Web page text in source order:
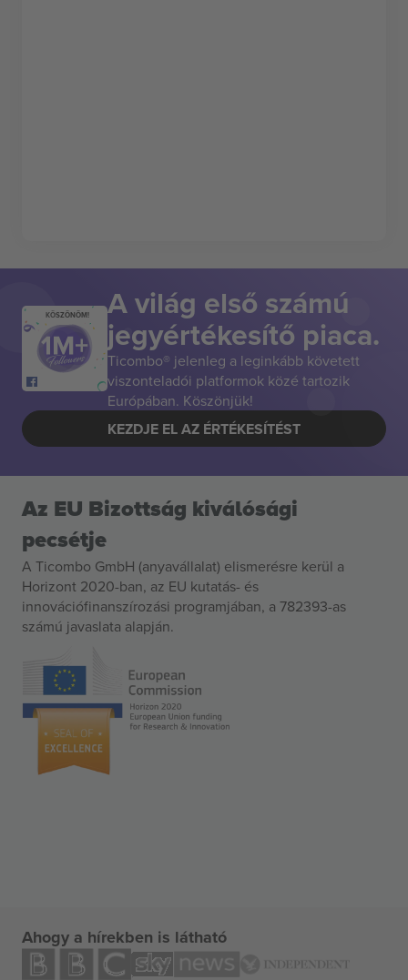
KÖSZÖNÖM! A világ első számú
jegyértékesítő piaca.
Ticombo® jelenleg a leginkább követett
viszonteladói platformok közé tartozik
Európában. Köszönjük!
KEZDJE EL AZ ÉRTÉKESÍTÉST
Az EU Bizottság kiválósági
pecsétje
A Ticombo GmbH (anyavállalat) elismerésre kerül a
Horizont 2020-ban, az EU kutatás- és
innovációfinanszírozási programjában, a 782393-as
számú javaslata alapján.
Ahogy a hírekben is látható